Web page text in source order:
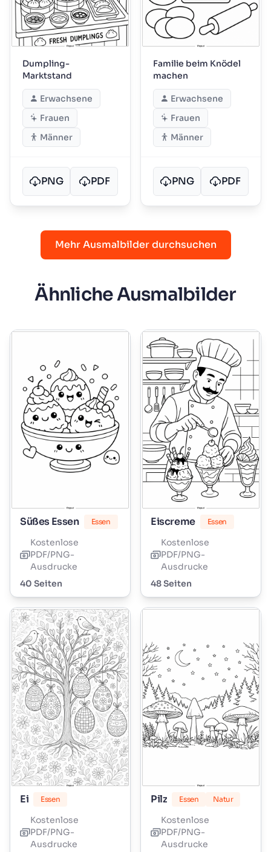
Dumpling-
Marktstand
Erwachsene
Frauen
Männer
PNG PDF
Familie beim Knödel
machen
Erwachsene
Frauen
Männer
PNG PDF
Mehr Ausmalbilder durchsuchen
Ähnliche Ausmalbilder
Süßes Essen Essen
Kostenlose
PDF/PNG-
Ausdrucke
40 Seiten
Eiscreme Essen
Kostenlose
PDF/PNG-
Ausdrucke
48 Seiten
Ei Essen
Kostenlose
PDF/PNG-
Ausdrucke
Pilz Essen Natur
Kostenlose
PDF/PNG-
Ausdrucke